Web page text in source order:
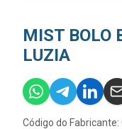
MIST BOLO
LUZIA
Código do